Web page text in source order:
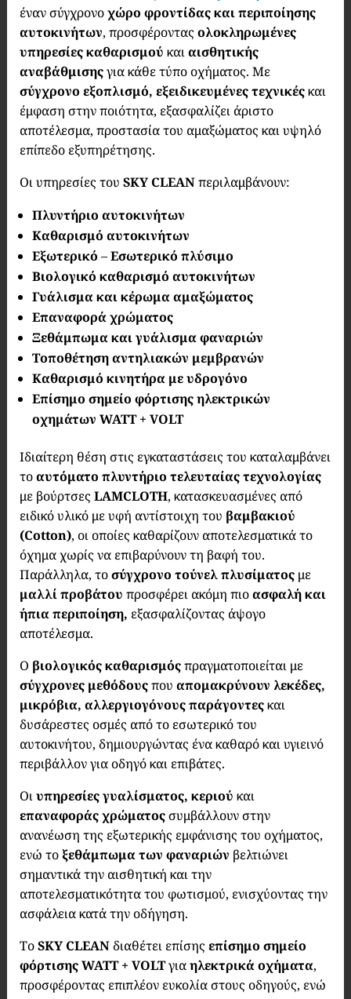
έναν σύγχρονοχώρο φροντίδας και περιποίησης
αυτοκινήτων, προσφέροντας ολοκληρωμένες
υπηρεσίες καθαρισμού καιαισθητικής
αναβάθμισηςγια κάθε τύπο οχήματος. Με
σύγχρονο εξοπλισμό, εξειδικευμένες τεχνικέςκαι
έμφαση στην ποιότητα, εξασφαλίζει άριστο
αποτέλεσμα, προστασία του αμαξώματος και υψηλό
επίπεδο εξυπηρέτησης.
Οι υπηρεσίες του SKY CLEANπεριλαμβάνουν:
Πλυντήριο αυτοκινήτων
Καθαρισμό αυτοκινήτων
Εξωτερικό –Εσωτερικό πλύσιμο
Βιολογικό καθαρισμό αυτοκινήτων
Γυάλισμα και κέρωμα αμαξώματος
Επαναφορά χρώματος
Ξεθάμπωμα και γυάλισμα φαναριών
Τοποθέτηση αντηλιακών μεμβρανών
Καθαρισμό κινητήρα με υδρογόνο
Επίσημο σημείο φόρτισης ηλεκτρικών
οχημάτων WATT + VOLT
Ιδιαίτερη θέση στις εγκαταστάσεις του καταλαμβάνει
τοαυτόματο πλυντήριο τελευταίας τεχνολογίας
με βούρτσες LAMCLOTH, κατασκευασμένες από
ειδικό υλικό με υφή αντίστοιχη του βαμβακιού
(Cotton), οι οποίες καθαρίζουν αποτελεσματικά το
όχημα χωρίς να επιβαρύνουν τη βαφή του.
Παράλληλα, τοσύγχρονο τούνελ πλυσίματοςμε
μαλλί προβάτου προσφέρει ακόμη πιοασφαλή και
ήπια περιποίηση, εξασφαλίζοντας άψογο
αποτέλεσμα.
Ο βιολογικός καθαρισμόςπραγματοποιείται με
σύγχρονες μεθόδουςπου απομακρύνουν λεκέδες,
μικρόβια, αλλεργιογόνους παράγοντεςκαι
δυσάρεστες οσμές από το εσωτερικό του
αυτοκινήτου, δημιουργώντας ένα καθαρό και υγιεινό
περιβάλλον για οδηγό και επιβάτες.
Οιυπηρεσίες γυαλίσματος, κεριού και
επαναφοράς χρώματοςσυμβάλλουν στην
ανανέωση της εξωτερικής εμφάνισης του οχήματος,
ενώ τοξεθάμπωμα των φαναριών βελτιώνει
σημαντικά την αισθητική και την
αποτελεσματικότητα του φωτισμού, ενισχύοντας την
ασφάλεια κατά την οδήγηση.
ΤοSKY CLEANδιαθέτει επίσης επίσημο σημείο
φόρτισηςWATT + VOLTγιαηλεκτρικά οχήματα,
προσφέροντας επιπλέον ευκολία στους οδηγούς, ενώ